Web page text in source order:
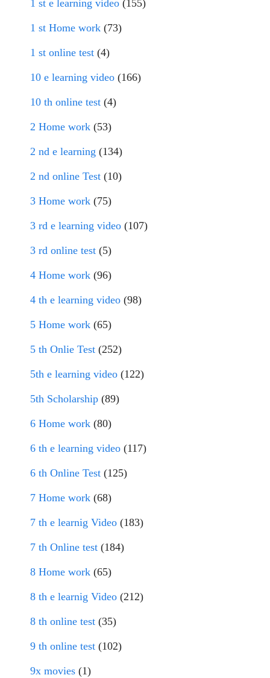
1 st e learning video (155)
1 st Home work (73)
1 st online test (4)
10 e learning video (166)
10 th online test (4)
2 Home work (53)
2 nd e learning (134)
2 nd online Test (10)
3 Home work (75)
3 rd e learning video (107)
3 rd online test (5)
4 Home work (96)
4 th e learning video (98)
5 Home work (65)
5 th Onlie Test (252)
5th e learning video (122)
5th Scholarship (89)
6 Home work (80)
6 th e learning video (117)
6 th Online Test (125)
7 Home work (68)
7 th e learnig Video (183)
7 th Online test (184)
8 Home work (65)
8 th e learnig Video (212)
8 th online test (35)
9 th online test (102)
9x movies (1)